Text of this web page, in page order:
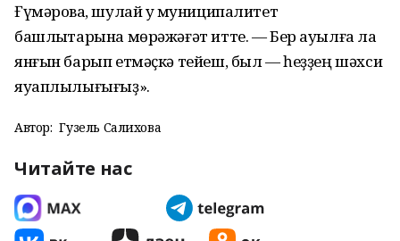
Ғүмәровҡа, шулай уҡ муниципалитет
башлыҡтарына мөрәжәғәт итте. — Бер ауылға ла
янғын барып етмәҫкә тейеш, был — һеҙҙең шәхси
яуаплылығығыҙ».
Автор: Гузель Салихова
Читайте нас